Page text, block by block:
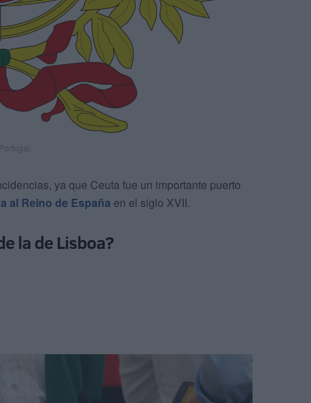
ya que Ceuta fue un importante puerto
al Reino de España en el siglo XVII.
la de Lisboa?